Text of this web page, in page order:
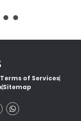
Terms of Services
Sitemap